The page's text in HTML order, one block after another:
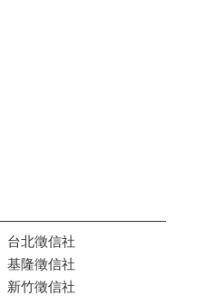
台北徵信社
基隆徵信社
新竹徵信社